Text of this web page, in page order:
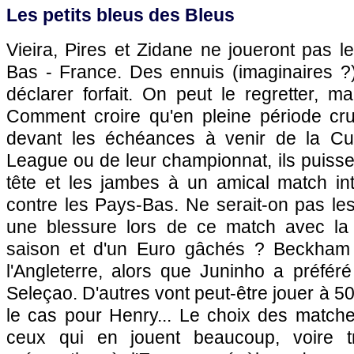
Les petits bleus des Bleus
Vieira, Pires et Zidane ne joueront pas
Bas - France. Des ennuis (imaginaires
déclarer forfait. On peut le regretter,
Comment croire qu'en pleine période
devant les échéances à venir de la
League ou de leur championnat, ils
tête et les jambes à un amical match
contre les Pays-Bas. Ne serait-on pas
une blessure lors de ce match avec
saison et d'un Euro gâchés ?
l'Angleterre, alors que Juninho a
Seleçao. D'autres vont peut-être jouer à
le cas pour Henry... Le choix des
ceux qui en jouent beaucoup, voire